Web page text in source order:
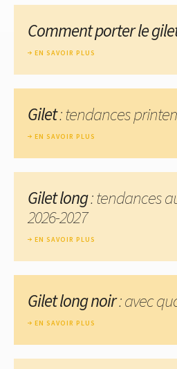
Comment porter le
EN SAVOIR PLUS
Gilet: tendances
EN SAVOIR PLUS
Gilet long: tendances
2026-2027
EN SAVOIR PLUS
Gilet long noir: avec
EN SAVOIR PLUS